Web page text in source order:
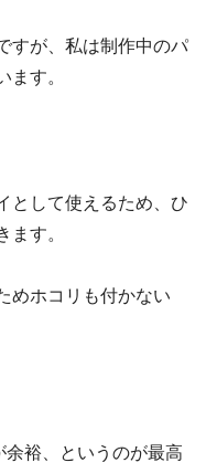
すが、私は制作中のパ
ます。
として使えるため、ひ
ます。
めホコリも付かない
裕、というのが最高